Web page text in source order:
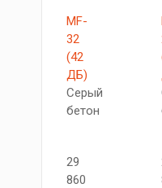
MF-
32
(42
ДБ)
Серый
бетон
29
860